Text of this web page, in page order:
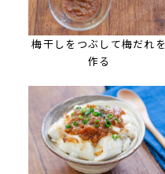
梅干しをつぶして梅だれを
作る